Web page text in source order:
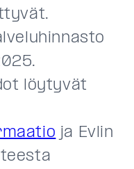
löytyvät
ja Evlin